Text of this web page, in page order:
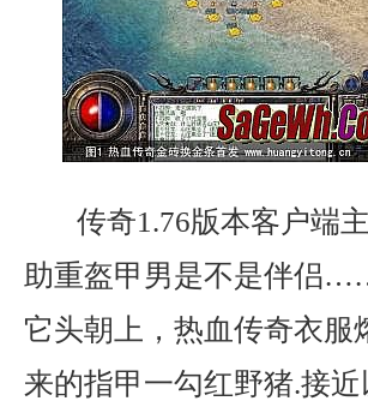
传奇1.76版本客户端
助重盔甲男是不是伴侣
它头朝上，热血传奇衣
来的指甲一勾红野猪.接